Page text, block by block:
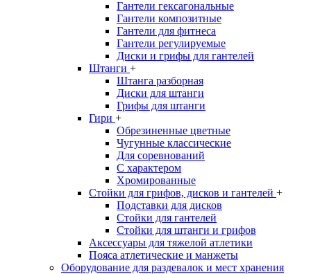
Гантели гексагональные
Гантели композитные
Гантели для фитнеса
Гантели регулируемые
Диски и грифы для гантелей
Штанги +
Штанга разборная
Диски для штанги
Грифы для штанги
Гири +
Обрезиненные цветные
Чугунные классические
Для соревнований
С характером
Хромированные
Стойки для грифов, дисков и гантелей +
Подставки для дисков
Стойки для гантелей
Стойки для штанги и грифов
Аксессуары для тяжелой атлетики
Пояса атлетические и манжеты
Оборудование для раздевалок и мест хранения